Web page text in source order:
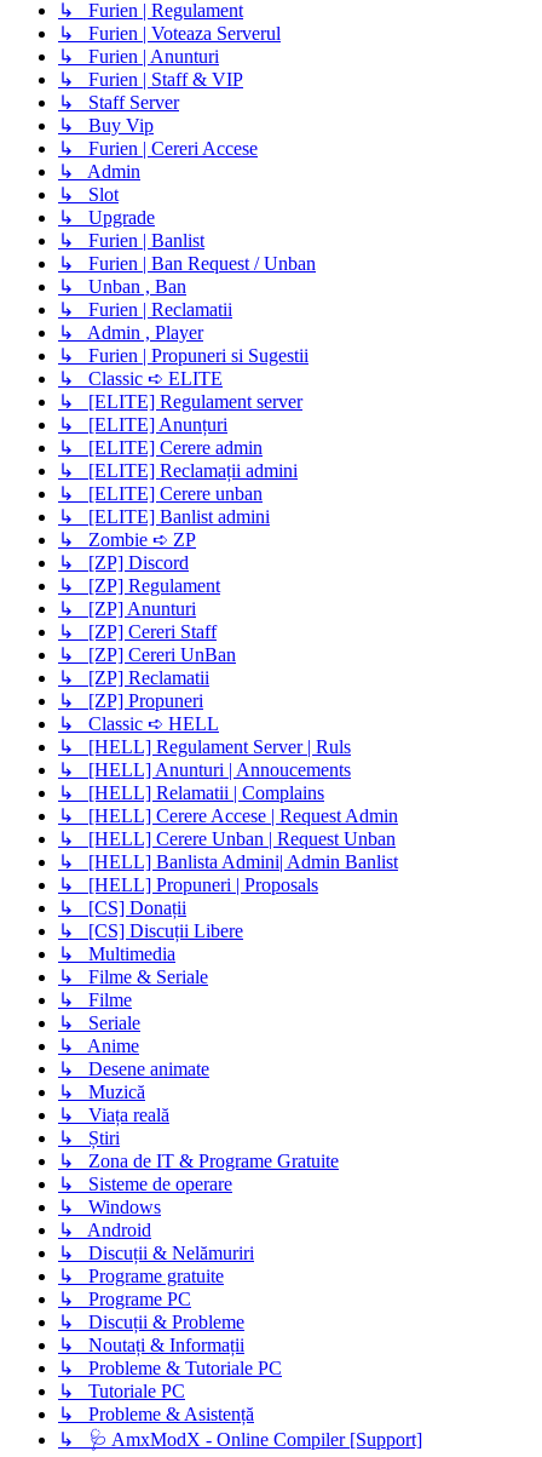
↳ Furien | Regulament
↳ Furien | Voteaza Serverul
↳ Furien | Anunturi
↳ Furien | Staff & VIP
↳ Staff Server
↳ Buy Vip
↳ Furien | Cereri Accese
↳ Admin
↳ Slot
↳ Upgrade
↳ Furien | Banlist
↳ Furien | Ban Request / Unban
↳ Unban , Ban
↳ Furien | Reclamatii
↳ Admin , Player
↳ Furien | Propuneri si Sugestii
↳ Classic ➪ ELITE
↳ [ELITE] Regulament server
↳ [ELITE] Anunțuri
↳ [ELITE] Cerere admin
↳ [ELITE] Reclamații admini
↳ [ELITE] Cerere unban
↳ [ELITE] Banlist admini
↳ Zombie ➪ ZP
↳ [ZP] Discord
↳ [ZP] Regulament
↳ [ZP] Anunturi
↳ [ZP] Cereri Staff
↳ [ZP] Cereri UnBan
↳ [ZP] Reclamatii
↳ [ZP] Propuneri
↳ Classic ➪ HELL
↳ [HELL] Regulament Server | Ruls
↳ [HELL] Anunturi | Annoucements
↳ [HELL] Relamatii | Complains
↳ [HELL] Cerere Accese | Request Admin
↳ [HELL] Cerere Unban | Request Unban
↳ [HELL] Banlista Admini| Admin Banlist
↳ [HELL] Propuneri | Proposals
↳ [CS] Donații
↳ [CS] Discuții Libere
↳ Multimedia
↳ Filme & Seriale
↳ Filme
↳ Seriale
↳ Anime
↳ Desene animate
↳ Muzică
↳ Viața reală
↳ Știri
↳ Zona de IT & Programe Gratuite
↳ Sisteme de operare
↳ Windows
↳ Android
↳ Discuții & Nelămuriri
↳ Programe gratuite
↳ Programe PC
↳ Discuții & Probleme
↳ Noutați & Informații
↳ Probleme & Tutoriale PC
↳ Tutoriale PC
↳ Probleme & Asistență
↳ 🩺 AmxModX - Online Compiler [Support]